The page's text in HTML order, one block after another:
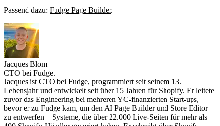
Passend dazu: Fudge Page Builder.
Jacques Blom
CTO bei Fudge.
Jacques ist CTO bei Fudge, programmiert seit seinem 13.
Lebensjahr und entwickelt seit über 15 Jahren für Shopify. Er leitete
zuvor das Engineering bei mehreren YC-finanzierten Start-ups,
bevor er zu Fudge kam, um den AI Page Builder und Store Editor
zu entwerfen – Systeme, die über 22.000 Live-Seiten für mehr als